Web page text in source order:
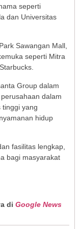
seperti
dan Universitas
Sawangan Mall,
seperti Mitra
Group dalam
dalam
tinggi yang
hidup
fasilitas lengkap,
bagi masyarakat
di Google News